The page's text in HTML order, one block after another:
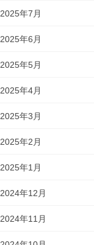
2025年7月
2025年6月
2025年5月
2025年4月
2025年3月
2025年2月
2025年1月
2024年12月
2024年11月